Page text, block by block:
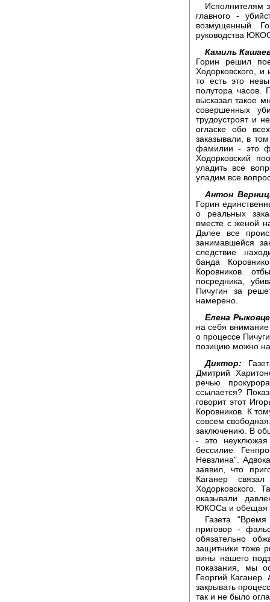
Исполнителям
главного -
возмущенный
руководства
Камиль
Горин решил
Ходорковского,
то есть это
полутора часов.
высказал такое
совершенных
трудоустроят и
огласке обо
заказывали, в
фамилии - это
Ходорковский
уладить все
уладим все
Антон
Горин
о реальных
вместе с женой
Далее все
занимавшейся
следствие
банда
Коровников
посредника,
Пичугин за
намерено.
Елена
на себя
о процессе
позицию можно
Диктор:
Дмитрий
речью
ссылается?
говорит этот
Коровников. К
совсем
заключению. В
- это
бессилие
Невзлина".
заявил, что
Каганер
Ходорковского.
оказывали
ЮКОСа и обещая
Газета
приговор -
обязательно
защитники тоже
вины нашего
показания, мы
Георгий
закрывать
так и не было